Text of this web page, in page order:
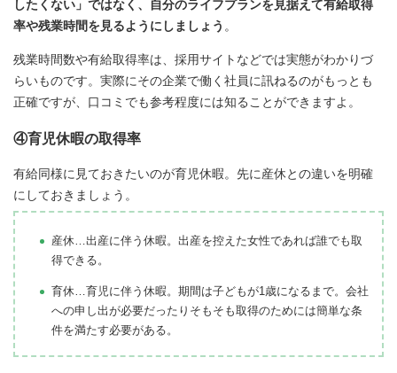
したくない」ではなく、自分のライフプランを見据えて有給取得
率や残業時間を見るようにしましょう 。
残業時間数や有給取得率は、採用サイトなどでは実態がわかりづ
らいものです。実際にその企業で働く社員に訊ねるのがもっとも
正確ですが、口コミでも参考程度には知ることができますよ。
④育児休暇の取得率
有給同様に見ておきたいのが育児休暇。先に産休との違いを明確
にしておきましょう。
産休…出産に伴う休暇。出産を控えた女性であれば誰でも取
得できる。
育休…育児に伴う休暇。期間は子どもが1歳になるまで。会社
への申し出が必要だったりそもそも取得のためには簡単な条
件を満たす必要がある。